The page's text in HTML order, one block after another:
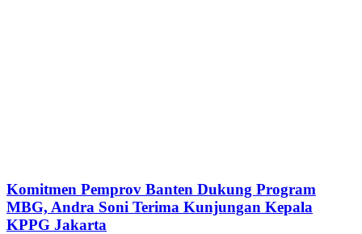
Komitmen Pemprov Banten Dukung Program
MBG, Andra Soni Terima Kunjungan Kepala
KPPG Jakarta